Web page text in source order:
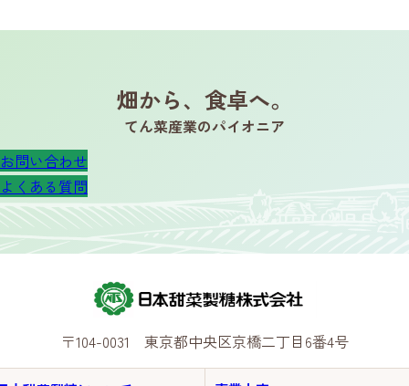
畑から、食卓へ。
てん菜産業のパイオニア
お問い合わせ
よくある質問
〒104-0031 東京都中央区京橋二丁目6番4号